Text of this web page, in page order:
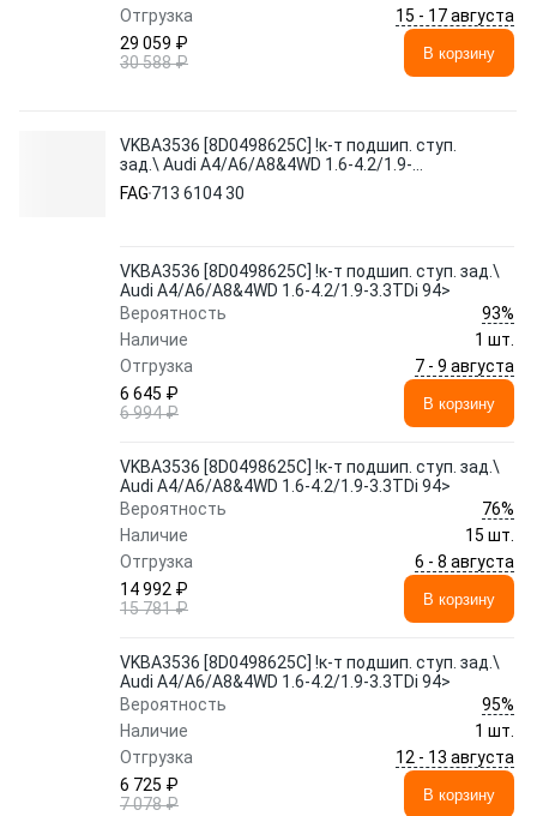
Отгрузка
15 - 17 августа
29 059 ₽
30 588 ₽
В корзину
VKBA3536 [8D0498625C] !к-т подшип. ступ.
зад.\ Audi A4/A6/A8&4WD 1.6-4.2/1.9-
3.3TDi 94>
FAG 713 6104 30
VKBA3536 [8D0498625C] !к-т подшип. ступ. зад.\
Audi A4/A6/A8&4WD 1.6-4.2/1.9-3.3TDi 94>
Вероятность
93%
Наличие
1 шт.
Отгрузка
7 - 9 августа
6 645 ₽
6 994 ₽
В корзину
VKBA3536 [8D0498625C] !к-т подшип. ступ. зад.\
Audi A4/A6/A8&4WD 1.6-4.2/1.9-3.3TDi 94>
Вероятность
76%
Наличие
15 шт.
Отгрузка
6 - 8 августа
14 992 ₽
15 781 ₽
В корзину
VKBA3536 [8D0498625C] !к-т подшип. ступ. зад.\
Audi A4/A6/A8&4WD 1.6-4.2/1.9-3.3TDi 94>
Вероятность
95%
Наличие
1 шт.
Отгрузка
12 - 13 августа
6 725 ₽
7 078 ₽
В корзину